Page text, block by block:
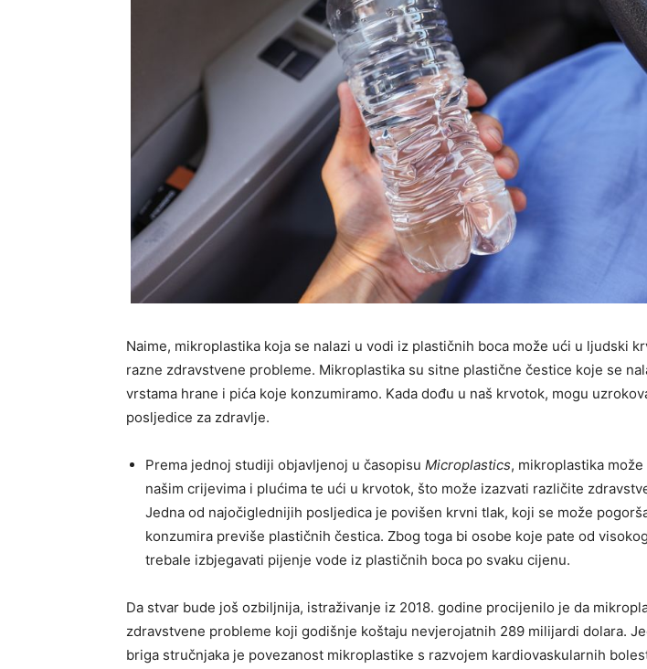
Naime, mikroplastika koja se nalazi u vodi iz plastičnih boca može ući u ljudski
razne zdravstvene probleme. Mikroplastika su sitne plastične čestice koje se
vrstama hrane i pića koje konzumiramo. Kada dođu u naš krvotok, mogu
posljedice za zdravlje.
Prema jednoj studiji objavljenoj u časopisu Microplastics, mikroplastika
našim crijevima i plućima te ući u krvotok, što može izazvati različite
Jedna od najočiglednijih posljedica je povišen krvni tlak, koji se može
konzumira previše plastičnih čestica. Zbog toga bi osobe koje pate od
trebale izbjegavati pijenje vode iz plastičnih boca po svaku cijenu.
Da stvar bude još ozbiljnija, istraživanje iz 2018. godine procijenilo je da
zdravstvene probleme koji godišnje koštaju nevjerojatnih 289 milijardi dolara.
briga stručnjaka je povezanost mikroplastike s razvojem kardiovaskularnih